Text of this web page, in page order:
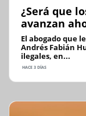
¿Será que
avanzan
El abogado que
Andrés Fabián
ilegales, en...
HACE 3 DÍAS